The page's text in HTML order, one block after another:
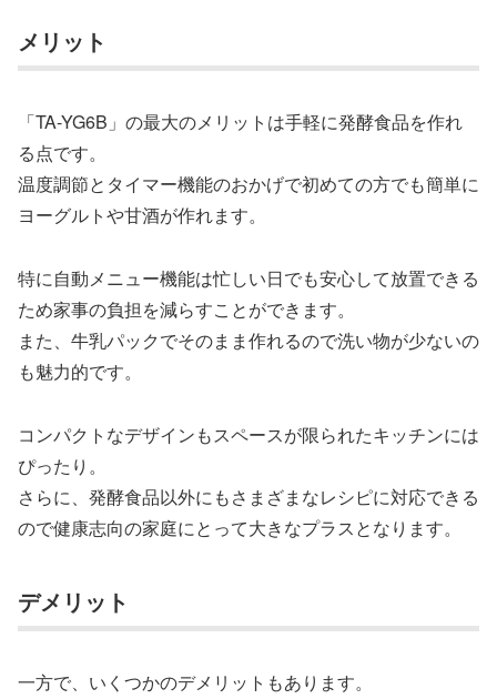
メリット
「TA-YG6B」の最大のメリットは手軽に発酵食品を作れ
る点です。
温度調節とタイマー機能のおかげで初めての方でも簡単に
ヨーグルトや甘酒が作れます。
特に自動メニュー機能は忙しい日でも安心して放置できる
ため家事の負担を減らすことができます。
また、牛乳パックでそのまま作れるので洗い物が少ないの
も魅力的です。
コンパクトなデザインもスペースが限られたキッチンには
ぴったり。
さらに、発酵食品以外にもさまざまなレシピに対応できる
ので健康志向の家庭にとって大きなプラスとなります。
デメリット
一方で、いくつかのデメリットもあります。